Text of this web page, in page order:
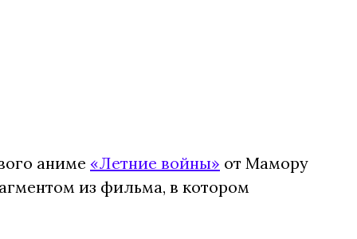
аниме «Летние войны» от Мамору
из фильма, в котором